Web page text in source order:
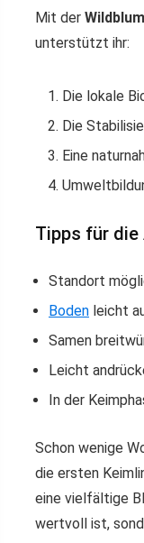
Mit der
unterstützt ihr:
Die lokale
Die
Eine
Tipps für die
Standort
Boden leicht
Samen
Leicht
In der
Schon wenige
die ersten
eine vielfältige
wertvoll ist,